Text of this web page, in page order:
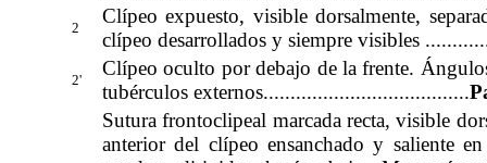
2
Clípeo expuesto, visible dorsalmente,
clípeo desarrollados y siempre visibles
2'
Clípeo oculto por debajo de la frente.
tubérculos externos......................................
Sutura frontoclipeal marcada recta, visible
anterior del clípeo ensanchado y saliente